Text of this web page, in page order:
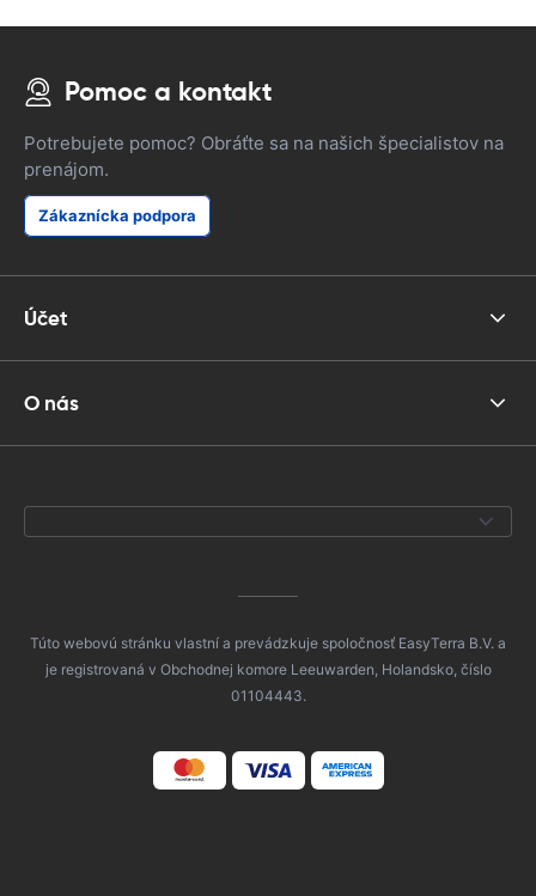
Pomoc a kontakt
Potrebujete pomoc? Obráťte sa na našich špecialistov na
prenájom.
Zákaznícka podpora
Účet
O nás
Túto webovú stránku vlastní a prevádzkuje spoločnosť EasyTerra B.V. a
je registrovaná v Obchodnej komore Leeuwarden, Holandsko, číslo
01104443.